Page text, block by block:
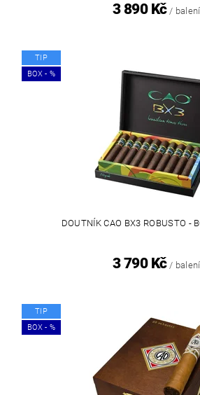
3 890 Kč / balení
TIP
BOX - %
DOUTNÍK CAO BX3 ROBUSTO -
3 790 Kč / balení
TIP
BOX - %